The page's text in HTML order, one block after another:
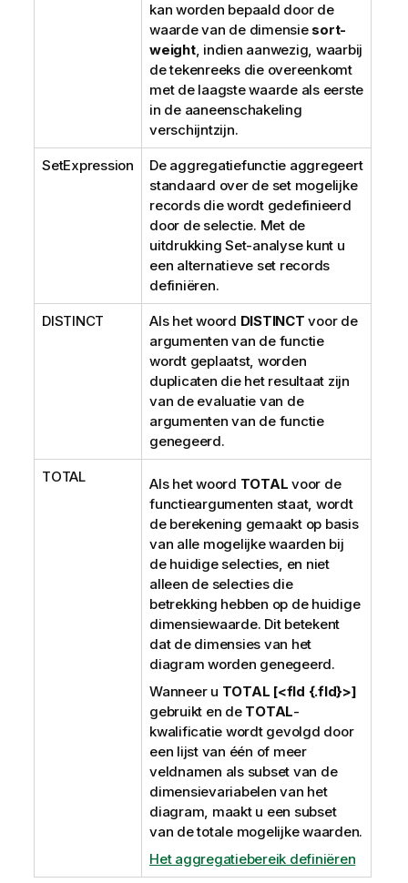
kan worden bepaald door de
waarde van de dimensie sort-
weight, indien aanwezig, waarbij
de tekenreeks die overeenkomt
met de laagste waarde als eerste
in de aaneenschakeling
verschijntzijn.
SetExpression
De aggregatiefunctie aggregeert
standaard over de set mogelijke
records die wordt gedefinieerd
door de selectie. Met de
uitdrukking Set-analyse kunt u
een alternatieve set records
definiëren.
DISTINCT Als het woord DISTINCT voor de
argumenten van de functie
wordt geplaatst, worden
duplicaten die het resultaat zijn
van de evaluatie van de
argumenten van de functie
genegeerd.
TOTAL Als het woord TOTAL voor de
functieargumenten staat, wordt
de berekening gemaakt op basis
van alle mogelijke waarden bij
de huidige selecties, en niet
alleen de selecties die
betrekking hebben op de huidige
dimensiewaarde. Dit betekent
dat de dimensies van het
diagram worden genegeerd.
Wanneer u TOTAL [<fld {.fld}>]
gebruikt en de TOTAL-
kwalificatie wordt gevolgd door
een lijst van één of meer
veldnamen als subset van de
dimensievariabelen van het
diagram, maakt u een subset
van de totale mogelijke waarden.
Het aggregatiebereik definiëren